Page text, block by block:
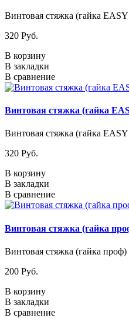
Винтовая стяжка (гайка
320 Pуб.
В корзину
В закладки
В сравнение
Винтовая стяжка (гайка
Винтовая стяжка (гайка
320 Pуб.
В корзину
В закладки
В сравнение
Винтовая стяжка (гайка
Винтовая стяжка (гайка
200 Pуб.
В корзину
В закладки
В сравнение